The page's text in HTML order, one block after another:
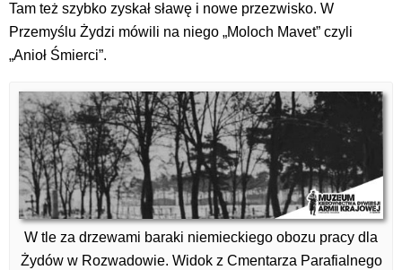
Tam też szybko zyskał sławę i nowe przezwisko. W
Przemyślu Żydzi mówili na niego „Moloch Mavet” czyli
„Anioł Śmierci”.
W tle za drzewami baraki niemieckiego obozu pracy dla
Żydów w Rozwadowie. Widok z Cmentarza Parafialnego